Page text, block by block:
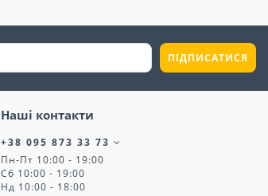
ПІДПИСАТИСЯ
Наші контакти
+38 095 873 33 73
Пн-Пт 10:00 - 19:00
Сб 10:00 - 19:00
Нд 10:00 - 18:00